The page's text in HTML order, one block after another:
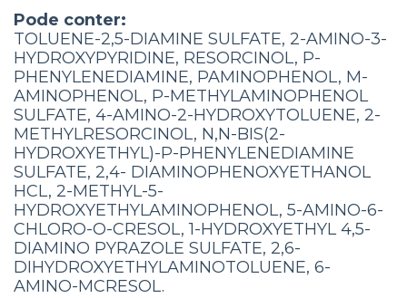
Pode conter:
TOLUENE-2,5-DIAMINE SULFATE, 2-AMINO-3-
HYDROXYPYRIDINE, RESORCINOL, P-
PHENYLENEDIAMINE, PAMINOPHENOL, M-
AMINOPHENOL, P-METHYLAMINOPHENOL
SULFATE, 4-AMINO-2-HYDROXYTOLUENE, 2-
METHYLRESORCINOL, N,N-BIS(2-
HYDROXYETHYL)-P-PHENYLENEDIAMINE
SULFATE, 2,4- DIAMINOPHENOXYETHANOL
HCL, 2-METHYL-5-
HYDROXYETHYLAMINOPHENOL, 5-AMINO-6-
CHLORO-O-CRESOL, 1-HYDROXYETHYL 4,5-
DIAMINO PYRAZOLE SULFATE, 2,6-
DIHYDROXYETHYLAMINOTOLUENE, 6-
AMINO-MCRESOL.